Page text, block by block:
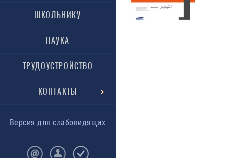
ШКОЛЬНИКУ
НАУКА
ТРУДОУСТРОЙСТВО
КОНТАКТЫ
Версия для слабовидящих